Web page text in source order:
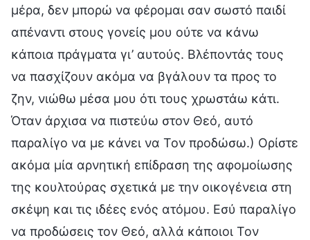
μέρα, δεν μπορώ να φέρομαι σαν σωστό παιδί
απέναντι στους γονείς μου ούτε να κάνω
κάποια πράγματα γι’ αυτούς. Βλέποντάς τους
να πασχίζουν ακόμα να βγάλουν τα προς το
ζην, νιώθω μέσα μου ότι τους χρωστάω κάτι.
Όταν άρχισα να πιστεύω στον Θεό, αυτό
παραλίγο να με κάνει να Τον προδώσω.) Ορίστε
ακόμα μία αρνητική επίδραση της αφομοίωσης
της κουλτούρας σχετικά με την οικογένεια στη
σκέψη και τις ιδέες ενός ατόμου. Εσύ παραλίγο
να προδώσεις τον Θεό, αλλά κάποιοι Τον